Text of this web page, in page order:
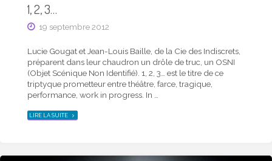
1, 2, 3…
19 septembre 2012
Lucie Gougat et Jean-Louis Baille, de la Cie des Indiscrets,
préparent dans leur chaudron un drôle de truc, un OSNI
(Objet Scénique Non Identifié). 1, 2, 3… est le titre de ce
triptyque prometteur entre théâtre, farce, tragique,
performance, work in progress. In …
LIRE LA SUITE"1,
2,